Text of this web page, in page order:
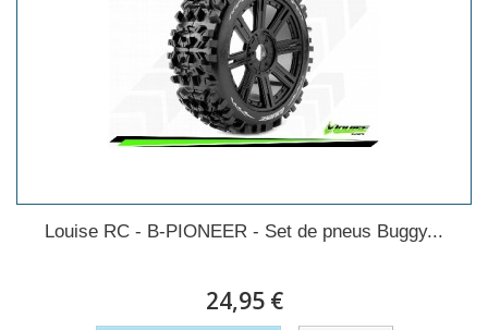
Louise RC - B-PIONEER - Set de pneus Buggy...
24,95 €